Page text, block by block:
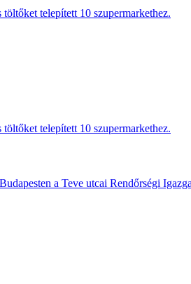
telepített 10 szupermarkethez.
telepített 10 szupermarkethez.
a Teve utcai Rendőrségi